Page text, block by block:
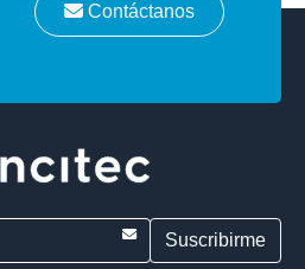
Contáctanos
E-mail